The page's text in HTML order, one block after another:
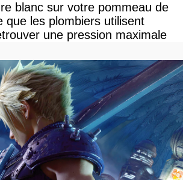
blanc sur votre pommeau de
que les plombiers utilisent
une pression maximale